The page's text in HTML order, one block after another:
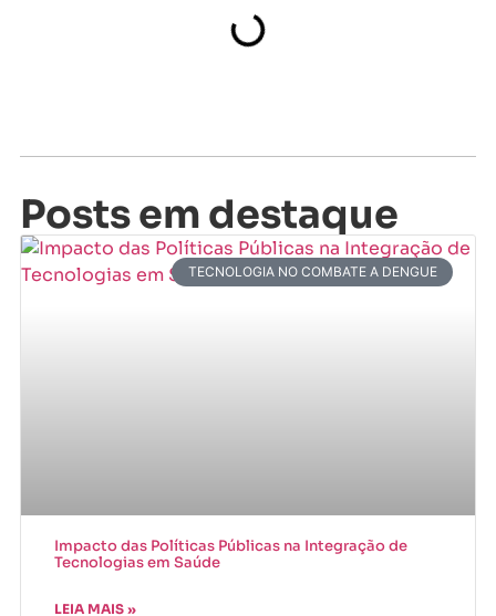
Posts em destaque
TECNOLOGIA NO COMBATE A DENGUE
Impacto das Políticas Públicas na Integração de
Tecnologias em Saúde
LEIA MAIS »